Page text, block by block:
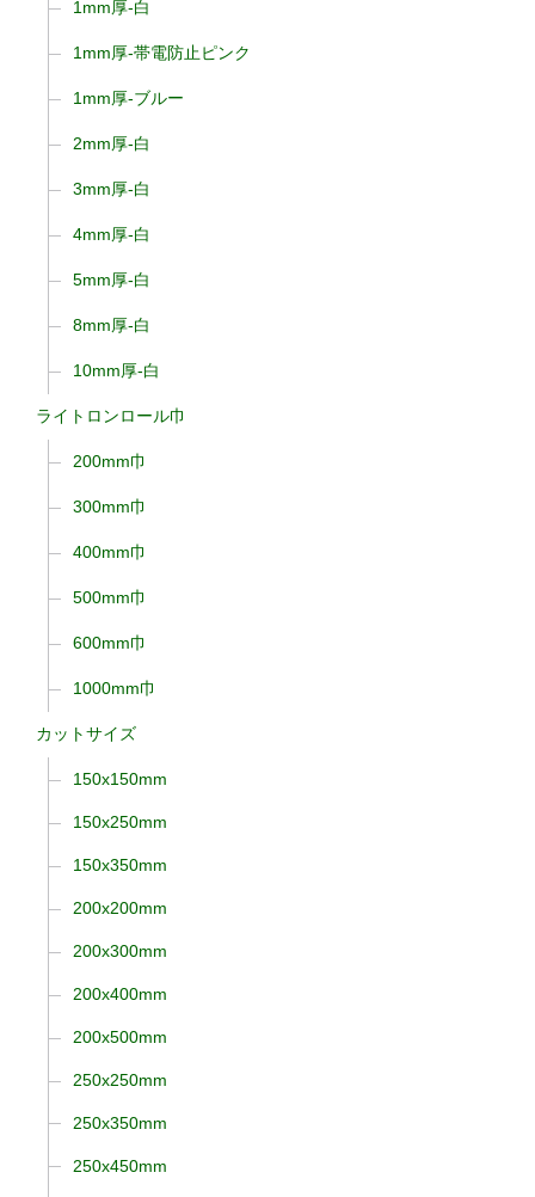
1mm厚-白
1mm厚-帯電防止ピンク
1mm厚-ブルー
2mm厚-白
3mm厚-白
4mm厚-白
5mm厚-白
8mm厚-白
10mm厚-白
ライトロンロール巾
200mm巾
300mm巾
400mm巾
500mm巾
600mm巾
1000mm巾
カットサイズ
150x150mm
150x250mm
150x350mm
200x200mm
200x300mm
200x400mm
200x500mm
250x250mm
250x350mm
250x450mm